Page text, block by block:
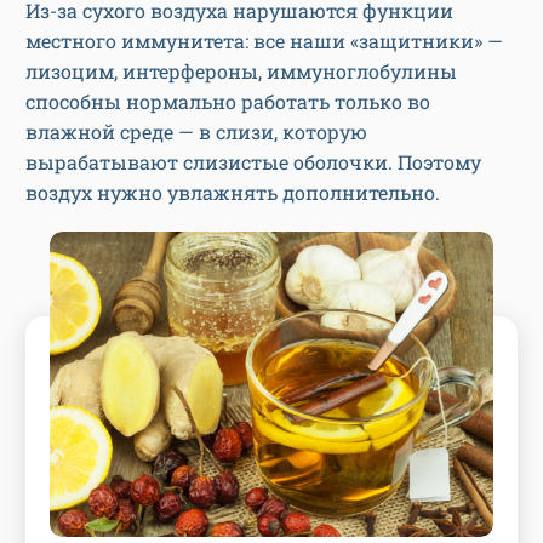
Из-за сухого воздуха нарушаются функции
местного иммунитета: все наши «защитники» —
лизоцим, интерфероны, иммуноглобулины
способны нормально работать только во
влажной среде — в слизи, которую
вырабатывают слизистые оболочки. Поэтому
воздух нужно увлажнять дополнительно.